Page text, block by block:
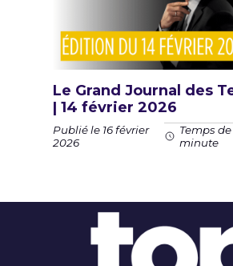
Le Grand Journal des
| 14 février 2026
Publié le 16 février
2026
Temps
minute